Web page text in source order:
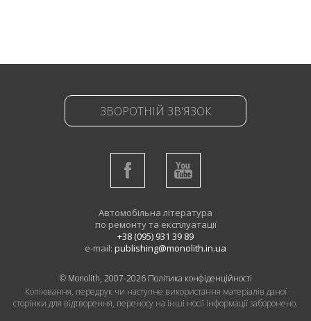
ЗВОРОТНІЙ ЗВ'ЯЗОК
Автомобільна література
по ремонту та експлуатації
+38 (095) 931 39 89
e-mail: publishing@monolith.in.ua
© Monolith, 2007-2026 Політика конфіденційності
Копіювання, передрук чи наступне використання матеріалів даної
сторінки для відтворення, переносу на інші носії інформації заборонено.